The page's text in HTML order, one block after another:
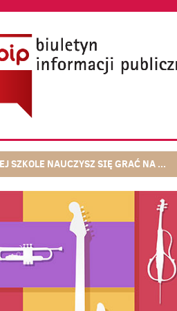
SZKOLE NAUCZYSZ SIĘ GRAĆ NA ...